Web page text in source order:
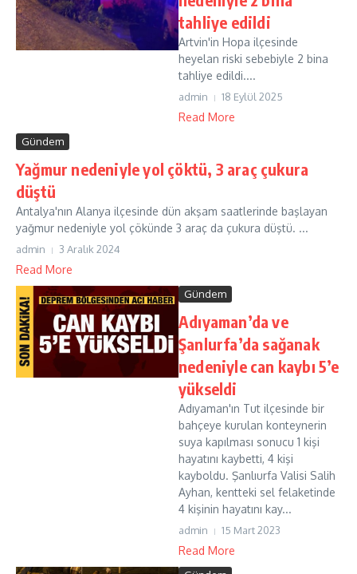
tahliye edildi
Artvin'in Hopa ilçesinde
heyelan riski sebebiyle 2 bina
tahliye edildi....
admin 18 Eylül 2025
Read More
Gündem
Yağmur nedeniyle yol çöktü, 3 araç çukura
düştü
Antalya'nın Alanya ilçesinde dün akşam saatlerinde başlayan
yağmur nedeniyle yol çökünde 3 araç da çukura düştü. ...
admin 3 Aralık 2024
Read More
Gündem
Adıyaman’da ve
Şanlurfa’da sağanak
nedeniyle can kaybı 5’e
yükseldi
Adıyaman'ın Tut ilçesinde bir
bahçeye kurulan konteynerin
suya kapılması sonucu 1 kişi
hayatını kaybetti, 4 kişi
kayboldu. Şanlıurfa Valisi Salih
Ayhan, kentteki sel felaketinde
4 kişinin hayatını kay...
admin 15 Mart 2023
Read More